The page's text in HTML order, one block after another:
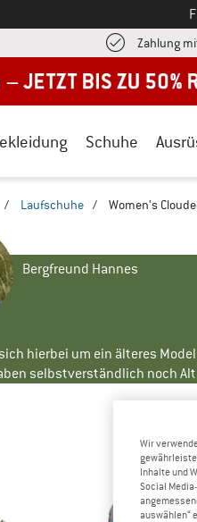
Zahlung
Schuhe
/ Laufschuhe / Women's
Bergfreund Hannes
hierbei um ein älteres
selbstverständlich noch
Wir
Inhalte und
Social
auswählen“